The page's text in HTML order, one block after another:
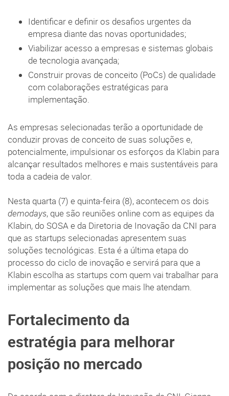
Identificar e definir os desafios urgentes da
empresa diante das novas oportunidades;
Viabilizar acesso a empresas e sistemas globais
de tecnologia avançada;
Construir provas de conceito (PoCs) de qualidade
com colaborações estratégicas para
implementação.
As empresas selecionadas terão a oportunidade de
conduzir provas de conceito de suas soluções e,
potencialmente, impulsionar os esforços da Klabin para
alcançar resultados melhores e mais sustentáveis para
toda a cadeia de valor.
Nesta quarta (7) e quinta-feira (8), acontecem os dois
demodays, que são reuniões online com as equipes da
Klabin, do SOSA e da Diretoria de Inovação da CNI para
que as startups selecionadas apresentem suas
soluções tecnológicas. Esta é a última etapa do
processo do ciclo de inovação e servirá para que a
Klabin escolha as startups com quem vai trabalhar para
implementar as soluções que mais lhe atendam.
Fortalecimento da
estratégia para melhorar
posição no mercado